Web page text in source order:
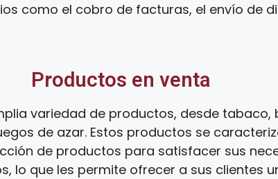
como el cobro de facturas, el envío de
Productos en venta
variedad de productos, desde
de azar. Estos productos se
de productos para satisfacer sus
lo que les permite ofrecer a sus clientes